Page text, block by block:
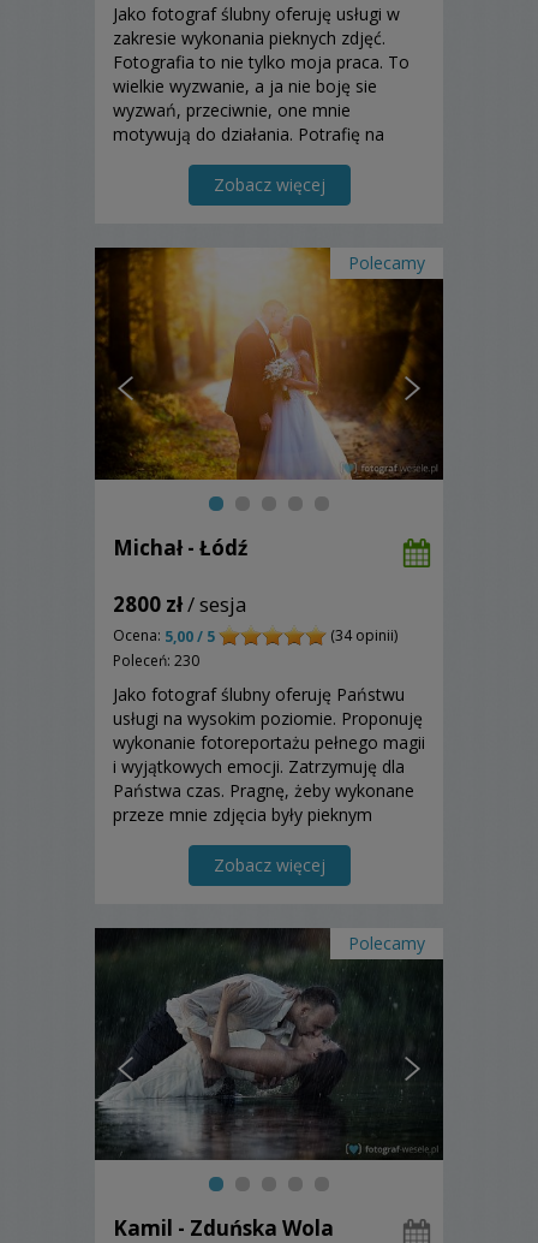
Jako fotograf ślubny oferuję usługi w
zakresie wykonania pieknych zdjęć.
Fotografia to nie tylko moja praca. To
wielkie wyzwanie, a ja nie boję sie
wyzwań, przeciwnie, one mnie
motywują do działania. Potrafię na
umie dostrzec. To chyba pasja
tworzenia, spełniania marzeń.
Zobacz więcej
Polecamy
Michał - Łódź
2800 zł/ sesja
Ocena: 5,00 / 5
(34 opinii)
Poleceń: 230
Jako fotograf ślubny oferuję Państwu
usługi na wysokim poziomie. Proponuję
wykonanie fotoreportażu pełnego magii
i wyjątkowych emocji. Zatrzymuję dla
Państwa czas. Pragnę, żeby wykonane
przeze mnie zdjęcia były pieknym
będziecie Państwo wspominać z
wielkim wzruszeniem. Zapraszam do
Zobacz więcej
Polecamy
Kamil - Zduńska Wola